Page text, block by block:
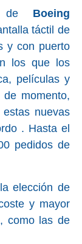
Boeing
táctil de
y con puerto
los que los
películas y
momento,
nuevas
. Hasta el
pedidos de
elección de
y mayor
como las de